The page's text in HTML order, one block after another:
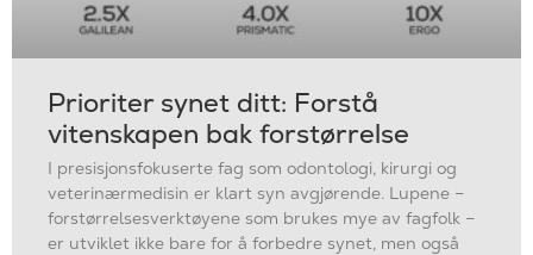
Prioriter synet ditt: Forstå
vitenskapen bak forstørrelse
I presisjonsfokuserte fag som odontologi, kirurgi og
veterinærmedisin er klart syn avgjørende. Lupene –
forstørrelsesverktøyene som brukes mye av fagfolk –
er utviklet ikke bare for å forbedre synet, men også